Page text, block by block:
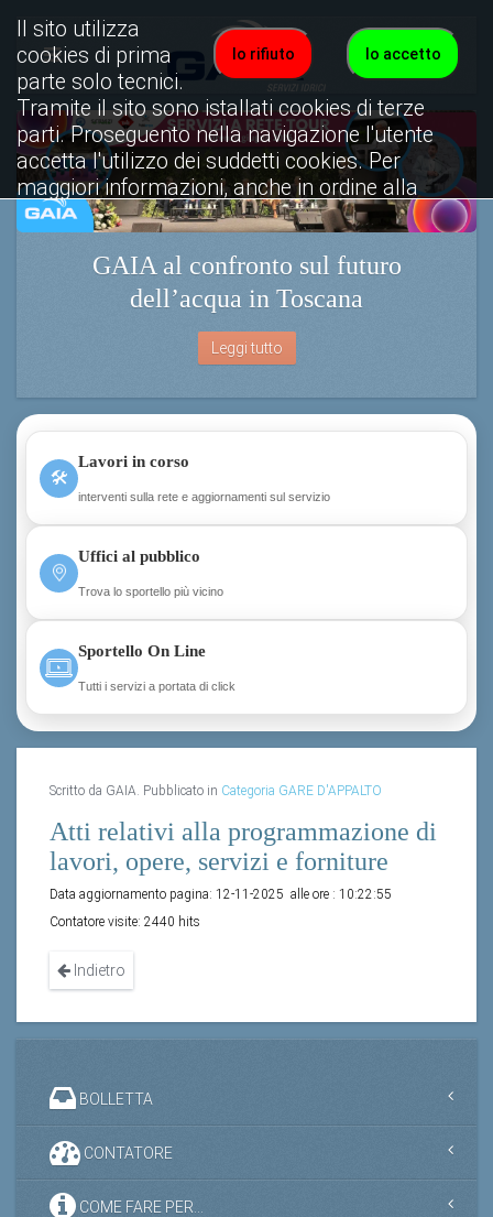
GAIA al confronto sul futuro
dell’acqua in Toscana
Leggi tutto
🛠
Lavori in corso
interventi sulla rete e aggiornamenti sul servizio
Uffici al pubblico
Trova lo sportello più vicino
Sportello On Line
Tutti i servizi a portata di click
Scritto da GAIA. Pubblicato in Categoria GARE D'APPALTO
Atti relativi alla programmazione di
lavori, opere, servizi e forniture
Data aggiornamento pagina: 12-11-2025 alle ore : 10:22:55
Contatore visite: 2440 hits
Indietro
BOLLETTA
CONTATORE
COME FARE PER...
Io accetto
Io rifiuto
Il sito utilizza
cookies di prima
parte solo tecnici.
Tramite il sito sono istallati cookies di terze
parti. Proseguento nella navigazione l'utente
accetta l'utilizzo dei suddetti cookies. Per
maggiori informazioni, anche in ordine alla
disattivazione, è possibile consultare
l'informativa cookies completa.
Visualizza informativa completa.